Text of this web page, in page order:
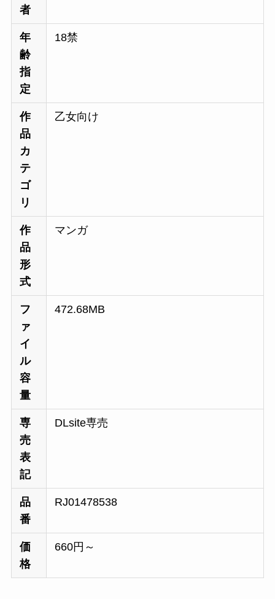
者
年
齢
指
定
18禁
作
品
カ
テ
ゴ
リ
乙女向け
作
品
形
式
マンガ
フ
ァ
イ
ル
容
量
472.68MB
専
売
表
記
DLsite専売
品
番
RJ01478538
価
格
660円～